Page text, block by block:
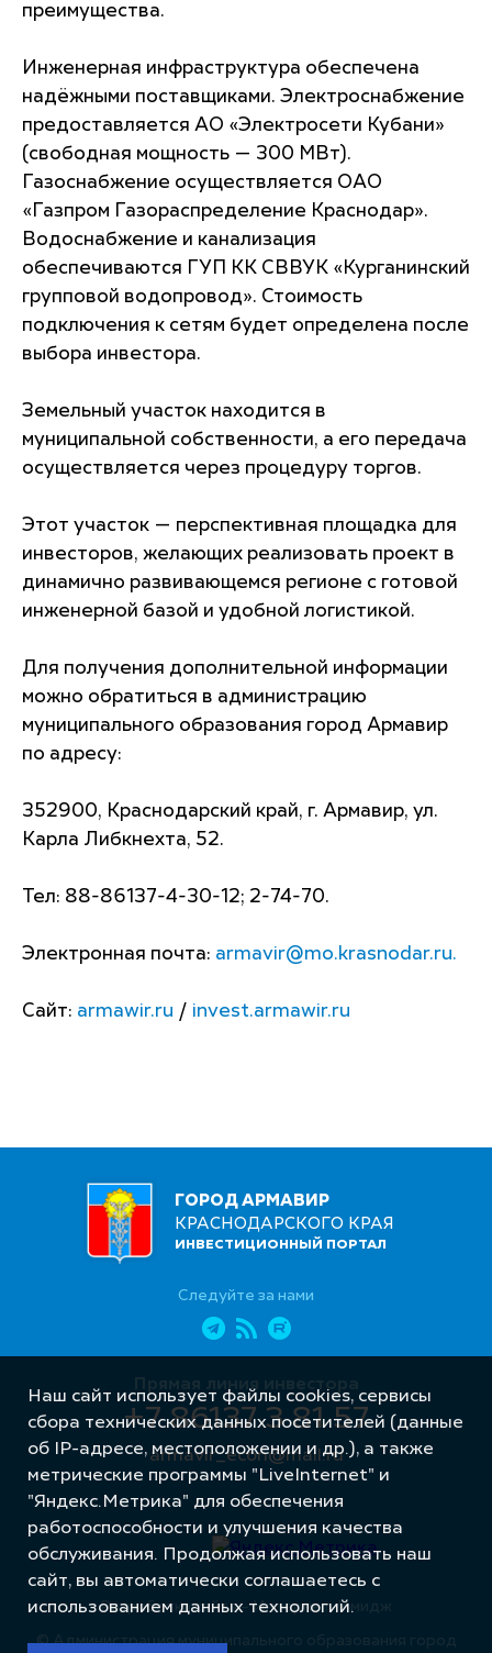
преимущества.
Инженерная инфраструктура обеспечена
надёжными поставщиками. Электроснабжение
предоставляется АО «Электросети Кубани»
(свободная мощность — 300 МВт).
Газоснабжение осуществляется ОАО
«Газпром Газораспределение Краснодар».
Водоснабжение и канализация
обеспечиваются ГУП КК СВВУК «Курганинский
групповой водопровод». Стоимость
подключения к сетям будет определена после
выбора инвестора.
Земельный участок находится в
муниципальной собственности, а его передача
осуществляется через процедуру торгов.
Этот участок — перспективная площадка для
инвесторов, желающих реализовать проект в
динамично развивающемся регионе с готовой
инженерной базой и удобной логистикой.
Для получения дополнительной информации
можно обратиться в администрацию
муниципального образования город Армавир
по адресу:
352900, Краснодарский край, г. Армавир, ул.
Карла Либкнехта, 52.
Тел: 88-86137-4-30-12; 2-74-70.
Электронная почта: armavir@mo.krasnodar.ru.
Сайт: armawir.ru / invest.armawir.ru
ГОРОД АРМАВИР
КРАСНОДАРСКОГО КРАЯ
ИНВЕСТИЦИОННЫЙ ПОРТАЛ
Следуйте за нами
Прямая линия инвестора
+7 86137 3 81 57
armavir_econ@mail.ru
© Администрация муниципального образования город
Разработка сайта – Интернет-Имидж
Наш сайт использует файлы cookies, сервисы
сбора технических данных посетителей (данные
об IP-адресе, местоположении и др.), а также
метрические программы "LiveInternet" и
"Яндекс.Метрика" для обеспечения
работоспособности и улучшения качества
обслуживания. Продолжая использовать наш
сайт, вы автоматически соглашаетесь с
использованием данных технологий.